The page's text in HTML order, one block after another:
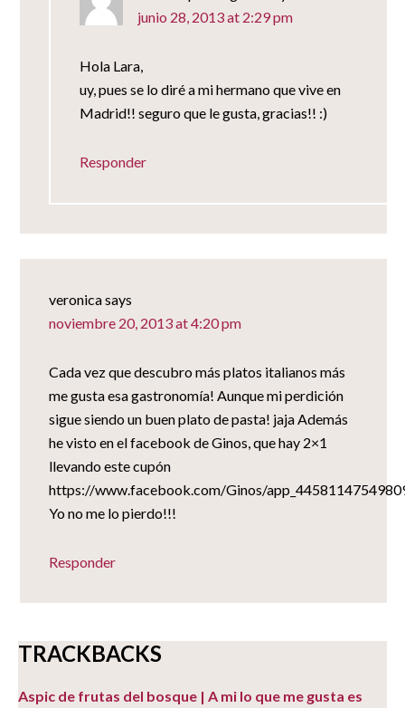
junio 28, 2013 at 2:29 pm
Hola Lara,
uy, pues se lo diré a mi hermano que vive en
Madrid!! seguro que le gusta, gracias!! :)
Responder
veronicasays
noviembre 20, 2013 at 4:20 pm
Cada vez que descubro más platos italianos más
me gusta esa gastronomía! Aunque mi perdición
sigue siendo un buen plato de pasta! jaja Además
he visto en el facebook de Ginos, que hay 2×1
llevando este cupón
https://www.facebook.com/Ginos/
Yo no me lo pierdo!!!
Responder
TRACKBACKS
Aspic de frutas del bosque | A mi lo que me gusta es